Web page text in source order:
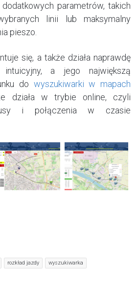
parametrów, takich
linii lub maksymalny
pieszo.
się, a także działa naprawdę
intuicyjny, a jego największą
do wyszukiwarki w mapach
działa w trybie online, czyli
i połączenia w czasie
rozkład jazdy wyszukiwarka